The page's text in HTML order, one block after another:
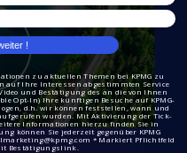
zu aktuellen Themen bei KPMG zu
Ihre Interessen abgestimmten Service
und Bestätigung des an die von Ihnen
Opt-In) Ihre künftigen Besuche auf KPMG-
d.h. wir können feststellen, wann und
wurden. Mit Aktivierung der Tick-
Informationen hierzu finden Sie in
können Sie jederzeit gegenüber KPMG
* Markiert Pflichtfeld
Bestätigungslink.